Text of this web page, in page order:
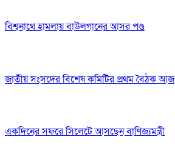
বিশ্বনাথে হামলায় বাউলগানের আসর পণ্ড
জাতীয় সংসদের বিশেষ কমিটির প্রথম বৈঠক আজ
একদিনের সফরে সিলেটে আসছেন বাণিজ্যমন্ত্রী